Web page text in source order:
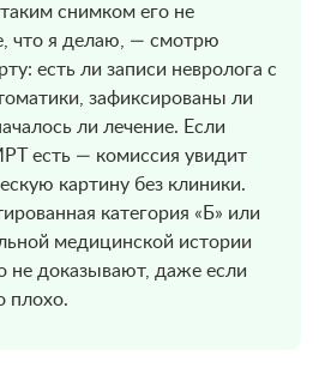
снимком его не
что я делаю, — смотрю
есть ли записи невролога с
зафиксированы ли
ли лечение. Если
есть — комиссия увидит
картину без клиники.
категория «Б» или
медицинской истории
не доказывают, даже если
плохо.